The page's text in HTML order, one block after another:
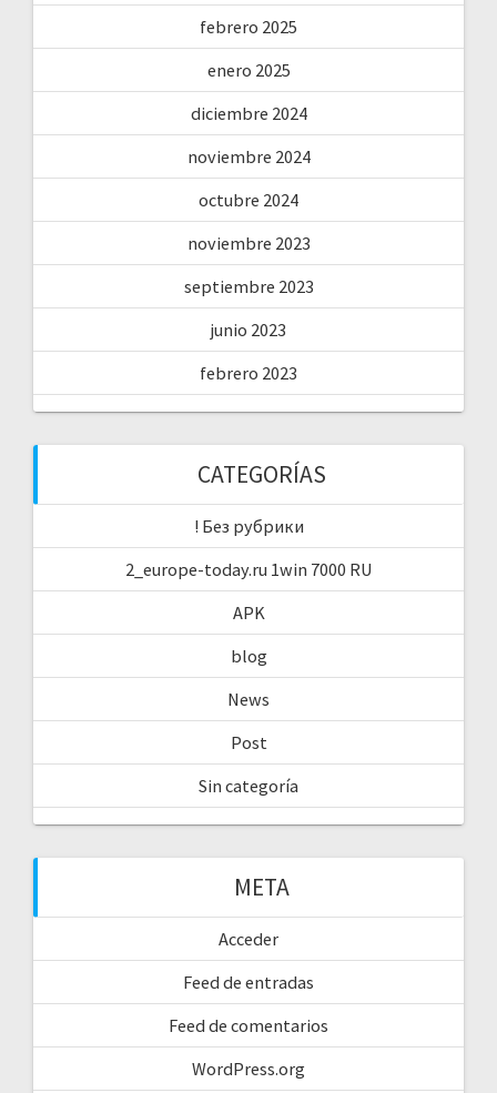
febrero 2025
enero 2025
diciembre 2024
noviembre 2024
octubre 2024
noviembre 2023
septiembre 2023
junio 2023
febrero 2023
CATEGORÍAS
! Без рубрики
2_europe-today.ru 1win 7000 RU
APK
blog
News
Post
Sin categoría
META
Acceder
Feed de entradas
Feed de comentarios
WordPress.org